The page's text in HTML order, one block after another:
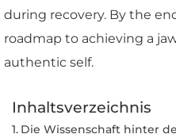
during recovery. By the
roadmap to achieving a
authentic self.
Inhaltsverzeichnis
Die Wissenschaft hinter